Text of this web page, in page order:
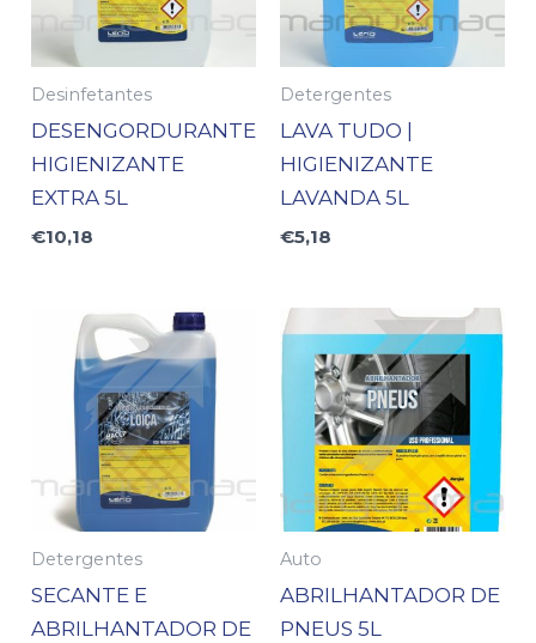
Desinfetantes
DESENGORDURANTE
HIGIENIZANTE
EXTRA 5L
€10,18
Detergentes
LAVA TUDO |
HIGIENIZANTE
LAVANDA 5L
€5,18
Detergentes
SECANTE E
ABRILHANTADOR DE
Auto
ABRILHANTADOR DE
PNEUS 5L